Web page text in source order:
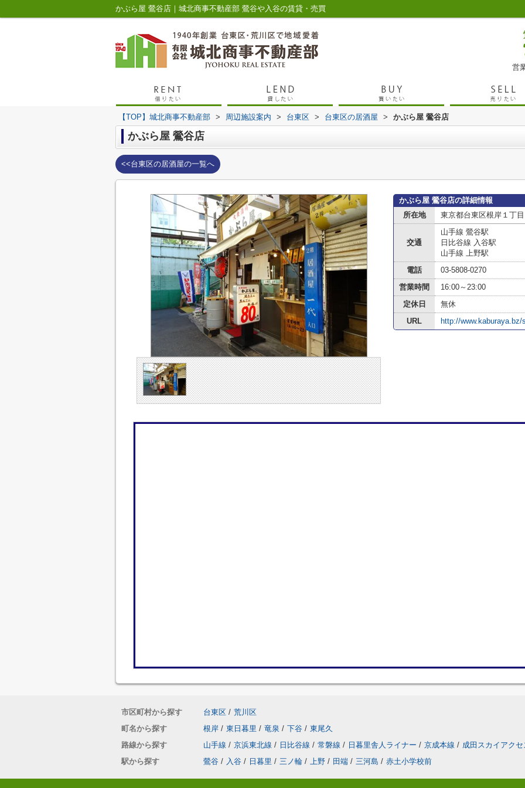
かぶら屋 鶯谷店｜城北商事不動産部 鶯谷や入谷の賃貸・売買
営
【TOP】城北商事不動産部 > 周辺施設案内 > 台東区 > 台東区の居酒屋 > かぶら屋 鶯谷店
かぶら屋 鶯谷店
<<台東区の居酒屋の一覧へ
かぶら屋 鶯谷店の詳細情報
所在地
東京都台東区根岸１丁
交通
山手線 鶯谷駅
日比谷線 入谷駅
山手線 上野駅
電話
03-5808-0270
営業時間
16:00～23:00
定休日
無休
URL
http://www.kaburaya.bz/
市区町村から探す 台東区 / 荒川区
町名から探す
根岸 / 東日暮里 / 竜泉 / 下谷 / 東尾久
路線から探す
山手線 / 京浜東北線 / 日比谷線 / 常磐線 / 日暮里舎人ライナー / 京成本線 / 成田スカイアクセ
駅から探す
鶯谷 / 入谷 / 日暮里 / 三ノ輪 / 上野 / 田端 / 三河島 / 赤土小学校前